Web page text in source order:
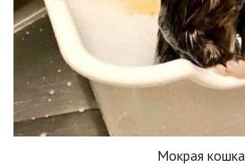
Мокрая кошка